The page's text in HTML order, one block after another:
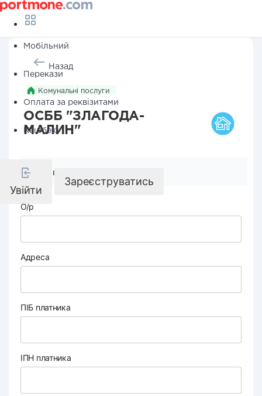
Мобільний
Перекази
Оплата за реквізитами
Кешбек
Увійти
Зареєструватись
Назад
Комунальні послуги
ОСББ "ЗЛАГОДА-
МАЛИН"
Реквізити компанії
О/р
Адреса
ПІБ платника
ІПН платника